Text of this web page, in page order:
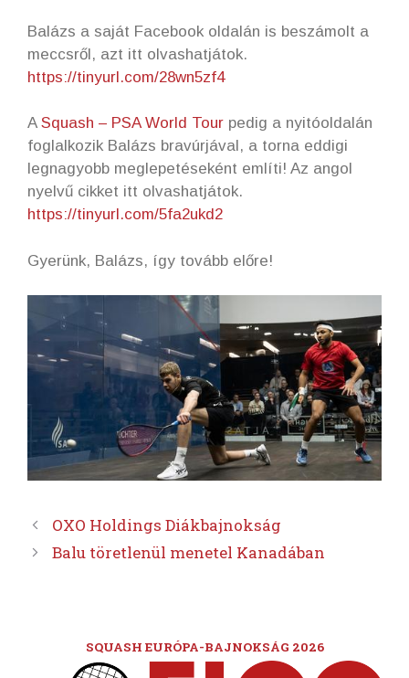
Balázs a saját Facebook oldalán is beszámolt a
meccsről, azt itt olvashatjátok.
https://tinyurl.com/28wn5zf4
A Squash – PSA World Tour pedig a nyitóoldalán
foglalkozik Balázs bravúrjával, a torna eddigi
legnagyobb meglepetéseként említi! Az angol
nyelvű cikket itt olvashatjátok.
https://tinyurl.com/5fa2ukd2
Gyerünk, Balázs, így tovább előre!
OXO Holdings Diákbajnokság
Balu töretlenül menetel Kanadában
SQUASH EURÓPA-BAJNOKSÁG 2026